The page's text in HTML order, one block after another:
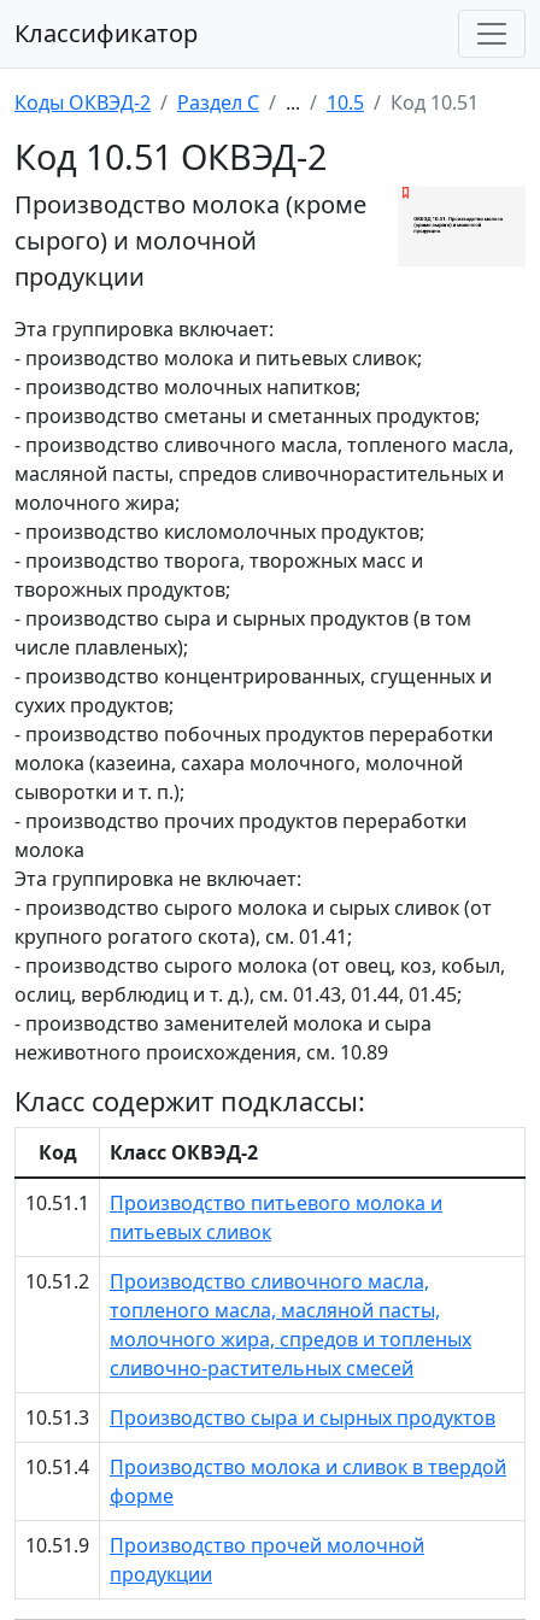
Классификатор
Коды ОКВЭД-2 Раздел C ... 10.5 Код 10.51
Код 10.51 ОКВЭД-2
Производство молока (кроме
сырого) и молочной
продукции
Эта группировка включает:
- производство молока и питьевых сливок;
- производство молочных напитков;
- производство сметаны и сметанных продуктов;
- производство сливочного масла, топленого масла,
масляной пасты, спредов сливочнорастительных и
молочного жира;
- производство кисломолочных продуктов;
- производство творога, творожных масс и
творожных продуктов;
- производство сыра и сырных продуктов (в том
числе плавленых);
- производство концентрированных, сгущенных и
сухих продуктов;
- производство побочных продуктов переработки
молока (казеина, сахара молочного, молочной
сыворотки и т. п.);
- производство прочих продуктов переработки
молока
Эта группировка не включает:
- производство сырого молока и сырых сливок (от
крупного рогатого скота), см. 01.41;
- производство сырого молока (от овец, коз, кобыл,
ослиц, верблюдиц и т. д.), см. 01.43, 01.44, 01.45;
- производство заменителей молока и сыра
неживотного происхождения, см. 10.89
Класс содержит подклассы:
Код
Класс ОКВЭД-2
10.51.1
Производство питьевого молока и
питьевых сливок
10.51.2
Производство сливочного масла,
топленого масла, масляной пасты,
молочного жира, спредов и топленых
сливочно-растительных смесей
10.51.3
Производство сыра и сырных продуктов
10.51.4
Производство молока и сливок в твердой
форме
10.51.9
Производство прочей молочной
продукции